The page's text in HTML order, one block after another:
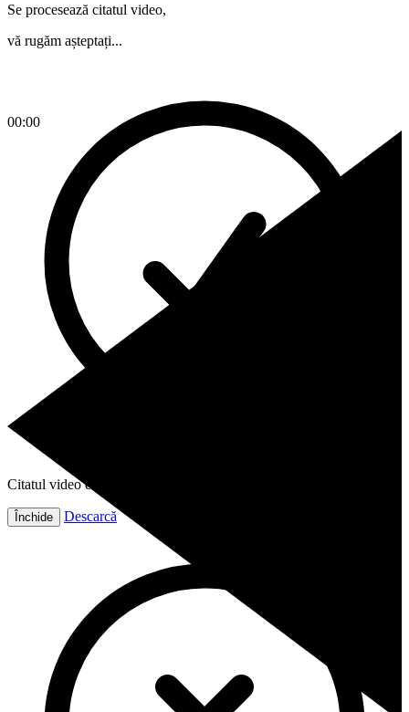
00:00
Se procesează citatul video,
vă rugăm așteptați...
Citatul video este gata!
Închide Descarcă